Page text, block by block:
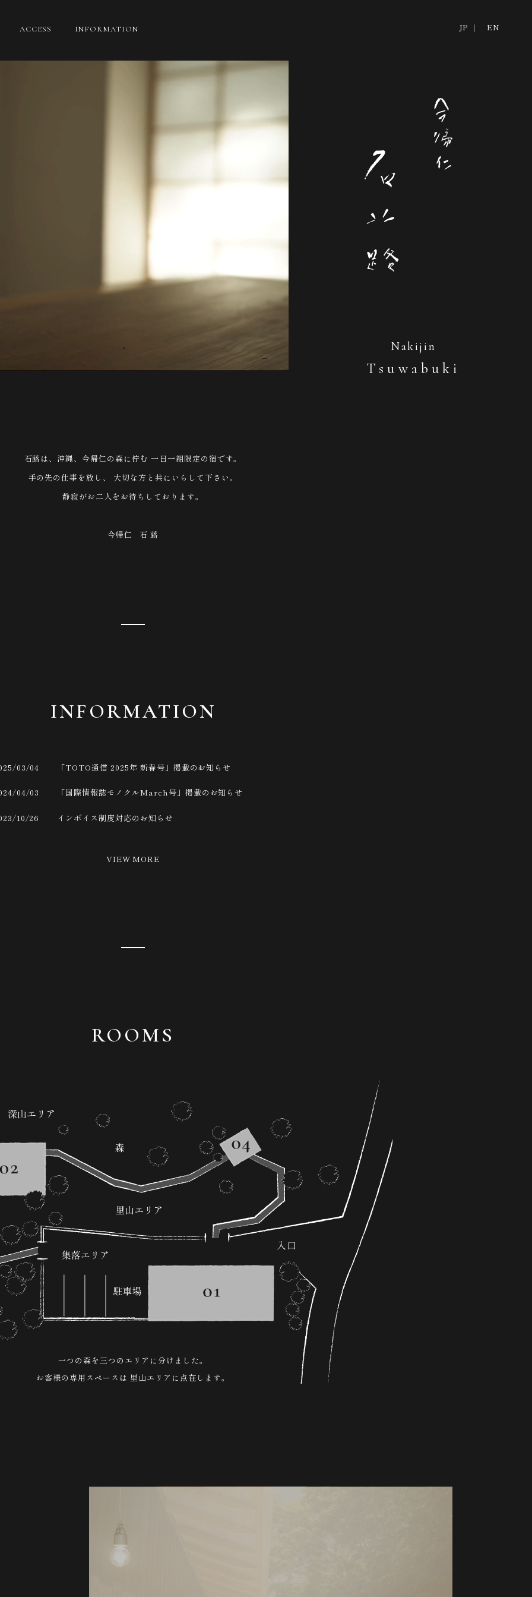
ACCESS INFORMATION JP ｜EN
Nakijin
Tsuwabuki
石蕗は、沖縄、今帰仁の森に佇む 一日一組限定の宿です。
手の先の仕事を放し、
大切な方と共にいらして下さい。
静寂がお二人をお待ちしております。
今帰仁 石 蕗
INFORMATION
03/04 「TOTO通信 2025年 新春号」掲載のお知らせ
04/03 「国際情報誌モノクルMarch号」掲載のお知らせ
10/26 インボイス制度対応のお知らせ
VIEW MORE
ROOMS
一つの森を三つのエリアに分けました。
お客様の専用スペースは 里山エリアに点在します。